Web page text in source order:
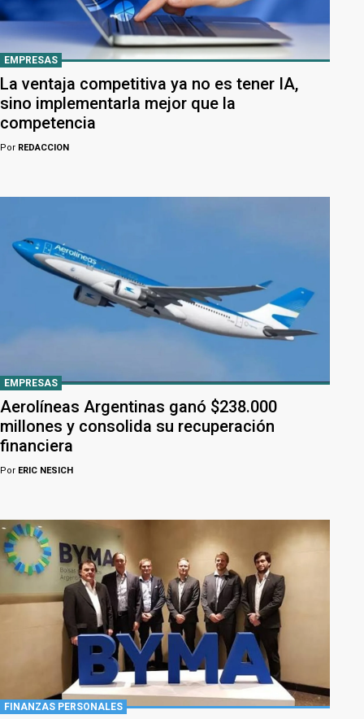
EMPRESAS
La ventaja competitiva ya no es tener IA,
sino implementarla mejor que la
competencia
Por REDACCION
EMPRESAS
Aerolíneas Argentinas ganó $238.000
millones y consolida su recuperación
financiera
Por ERIC NESICH
FINANZAS PERSONALES